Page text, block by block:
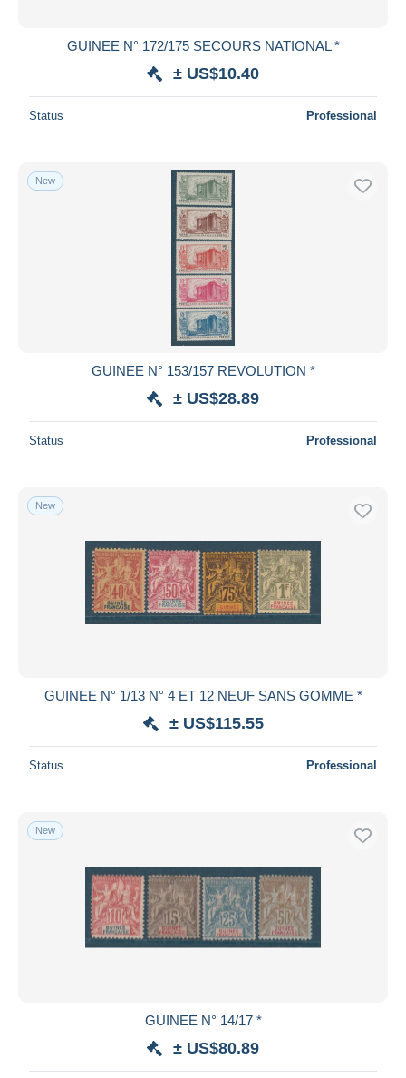
GUINEE N° 172/175 SECOURS NATIONAL *
± US$10.40
Status Professional
New
GUINEE N° 153/157 REVOLUTION *
± US$28.89
Status Professional
New
GUINEE N° 1/13 N° 4 ET 12 NEUF SANS GOMME *
± US$115.55
Status Professional
New
GUINEE N° 14/17 *
± US$80.89